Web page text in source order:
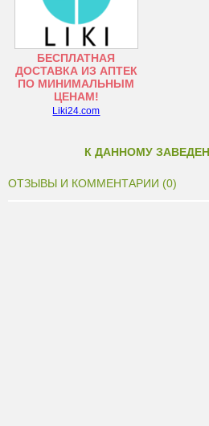
БЕСПЛАТНАЯ
ДОСТАВКА ИЗ АПТЕК
ПО МИНИМАЛЬНЫМ
ЦЕНАМ!
Liki24.com
К ДАННОМУ
ОТЗЫВЫ И КОММЕНТАРИИ (0)